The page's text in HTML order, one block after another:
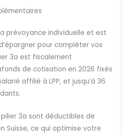
prévoyance individuelle et est
pour compléter vos
3a est fiscalement
de cotisation en 2026 fixés
affilié à LPP, et jusqu’à 36
3a sont déductibles de
Suisse, ce qui optimise votre